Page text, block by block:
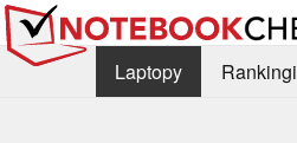
Laptopy Rankingi